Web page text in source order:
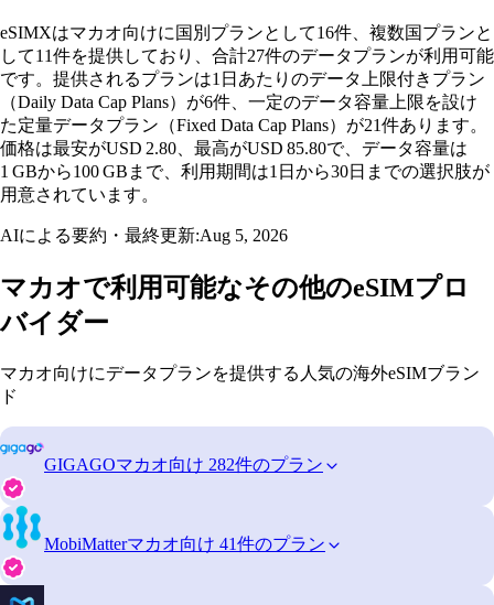
eSIMXはマカオ向けに国別プランとして16件、複数国プランと
して11件を提供しており、合計27件のデータプランが利用可能
です。提供されるプランは1日あたりのデータ上限付きプラン
（Daily Data Cap Plans）が6件、一定のデータ容量上限を設け
た定量データプラン（Fixed Data Cap Plans）が21件あります。
価格は最安がUSD 2.80、最高がUSD 85.80で、データ容量は
1 GBから100 GBまで、利用期間は1日から30日までの選択肢が
用意されています。
AIによる要約・最終更新:Aug 5, 2026
マカオで利用可能なその他のeSIMプロ
バイダー
マカオ向けにデータプランを提供する人気の海外eSIMブラン
ド
GIGAGOマカオ向け 282件のプラン
MobiMatterマカオ向け 41件のプラン